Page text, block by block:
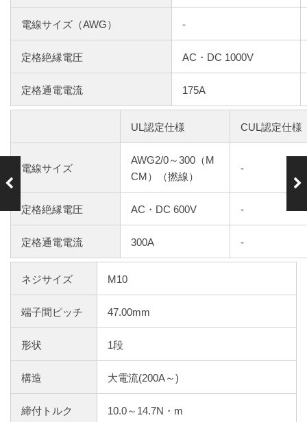
電線サイズ（AWG） -
定格絶縁電圧 AC・DC 1000V
定格通電電流 175A
UL認定仕様 CUL認定仕様
電線サイズ
AWG2/0～300（M
CM）（撚線）
-
定格絶縁電圧 AC・DC 600V -
定格通電電流 300A -
ネジサイズ M10
端子間ピッチ 47.00mm
形状 1段
構造 大電流(200A～)
締付トルク 10.0～14.7N・m
PTKC-200-E
P-□P
PTKC-400-E